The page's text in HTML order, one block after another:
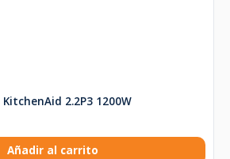
2.2P3 1200W
Añadir al carrito